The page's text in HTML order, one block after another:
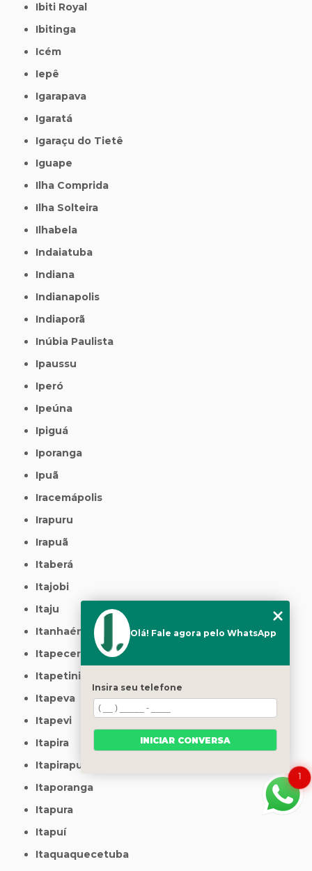
Ibiti Royal
Ibitinga
Icém
Iepê
Igarapava
Igaratá
Igaraçu do Tietê
Iguape
Ilha Comprida
Ilha Solteira
Ilhabela
Indaiatuba
Indiana
Indianapolis
Indiaporã
Inúbia Paulista
Ipaussu
Iperó
Ipeúna
Ipiguá
Iporanga
Ipuã
Iracemápolis
Irapuru
Irapuã
Itaberá
Itajobi
Itaju
Itanhaém
Itapecerica da Serra
Itapetininga
Itapeva
Itapevi
Itapira
Itapirapuã Paulista
Itaporanga
Itapura
Itapuí
Itaquaquecetuba
1
Olá! Fale agora pelo WhatsApp
Insira seu telefone
INICIAR CONVERSA